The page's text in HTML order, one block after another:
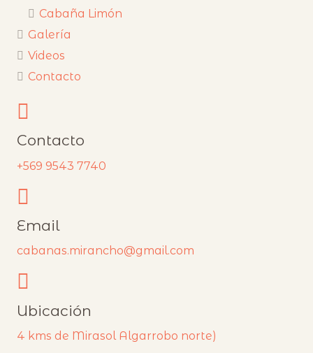
Cabaña Limón
Galería
Videos
Contacto
Contacto
+569 9543 7740
Email
cabanas.mirancho@gmail.com
Ubicación
4 kms de Mirasol Algarrobo norte)